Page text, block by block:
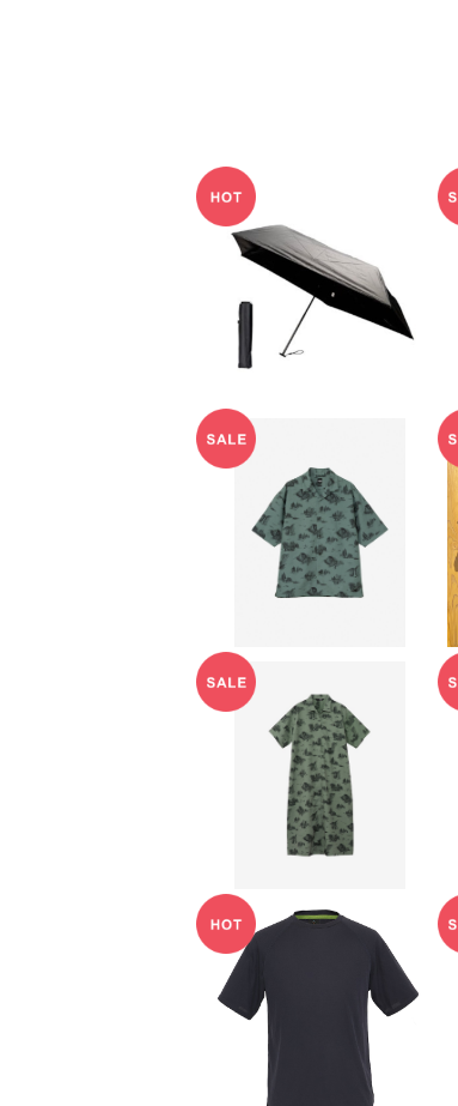
【evernew】U.L. All w
eather umbrella
¥3,960
20%OFF
【THE NORTH FACE】
ショートスリーブアロハ
ベントシャツ（メンズ）
¥12,320
20%OFF
【THE NORTH FACE】
ショートスリーブアロハ
ベントシャツワンピース
（レディース）
¥14,080
20%OFF
【AXESQUIN】Ventila
tion Short Sleeve T